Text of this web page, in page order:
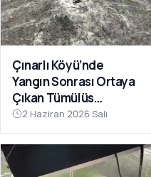
Çınarlı Köyü’nde
Yangın Sonrası Ortaya
Çıkan Tümülüs
Definecilerin Hedefi
Oldu
2 Haziran 2026 Salı